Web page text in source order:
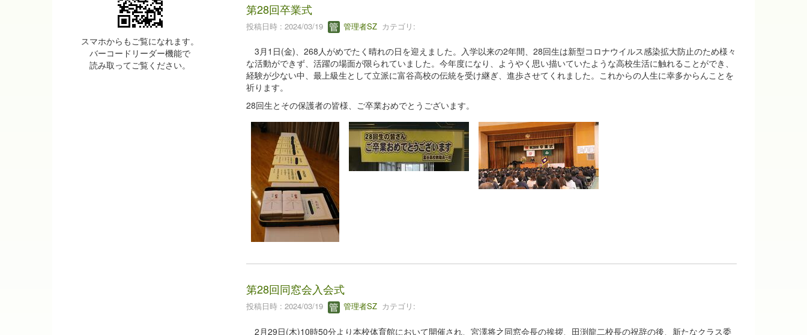
第28回卒業式
投稿日時 : 2024/03/19 管理者SZカテゴリ:
3月1日(金)、268人がめでたく晴れの日を迎えました。入学以来の2年間、28回生は新型コロナウイルス感染拡大防止のため様々
な活動ができず、活躍の場面が限られていました。今年度になり、ようやく思い描いていたような高校生活に触れることができ、
経験が少ない中、最上級生として立派に富谷高校の伝統を受け継ぎ、進歩させてくれました。これからの人生に幸多からんことを
祈ります。
28回生とその保護者の皆様、ご卒業おめでとうございます。
第28回同窓会入会式
投稿日時 : 2024/03/19 管理者SZカテゴリ:
2月29日(木)10時50分より本校体育館において開催され、宮澤将之同窓会長の挨拶、田渕龍二校長の祝辞の後、新たなクラス委
スマホからもご覧になれます。
バーコードリーダー機能で
読み取ってご覧ください。